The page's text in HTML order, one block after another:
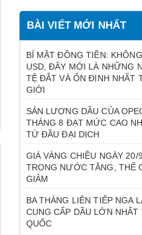
BÀI VIẾT MỚI NHẤT
BÍ MẬT ĐỒNG TIỀN:
USD, ĐÂY MỚI LÀ NHỮNG
TỆ ĐẮT VÀ ỔN ĐỊNH NHẤT
GIỚI
SẢN LƯỢNG DẦU CỦA
THÁNG 8 ĐẠT MỨC CAO
TỪ ĐẦU ĐẠI DỊCH
GIÁ VÀNG CHIỀU NGÀY 20/
TRONG NƯỚC TĂNG, THẾ
GIẢM
BA THÁNG LIÊN TIẾP NGA
CUNG CẤP DẦU LỚN NHẤT
QUỐC